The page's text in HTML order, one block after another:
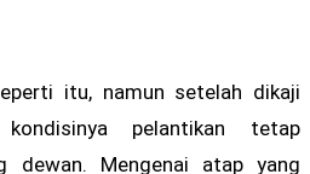
itu, namun setelah dikaji
pelantikan tetap
dewan. Mengenai atap yang